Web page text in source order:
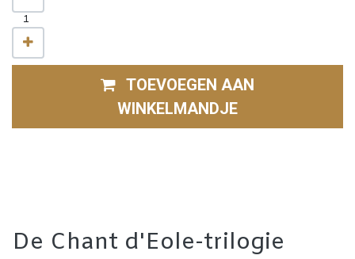
TOEVOEGEN AAN
WINKELMANDJE
De Chant d'Eole-trilogie